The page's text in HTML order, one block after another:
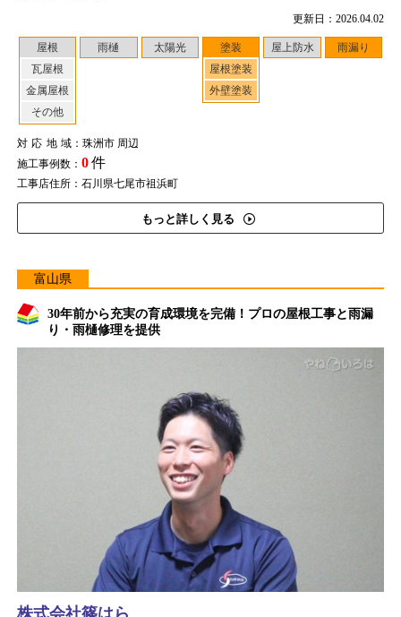
更新日：2026.04.02
屋根
瓦屋根
金属屋根
その他
雨樋 太陽光
塗装
屋根塗装
外壁塗装
屋上防水 雨漏り
対応地域：珠洲市 周辺
施工事例数： 0件
工事店住所：石川県七尾市祖浜町
もっと詳しく見る
富山県
30年前から充実の育成環境を完備！プロの屋根工事と雨漏
り・雨樋修理を提供
株式会社篠はら